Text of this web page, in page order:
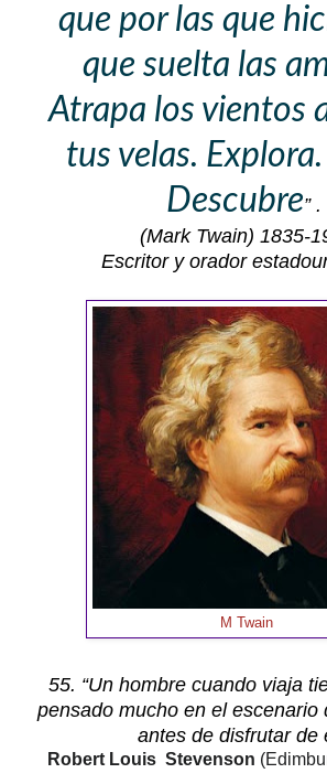
que por las que
que suelta las
Atrapa los vientos
tus velas.
Descubre” .
(Mark Twain) 1835-
Escritor y orador
M Twain
55. “Un hombre cuando viaja
pensado mucho en el escenario
antes de disfrutar de
Robert Louis Stevenson